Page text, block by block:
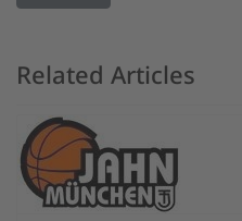
Related Articles